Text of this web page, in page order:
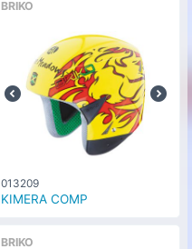
BRIKO
013209
KIMERA COMP
BRIKO